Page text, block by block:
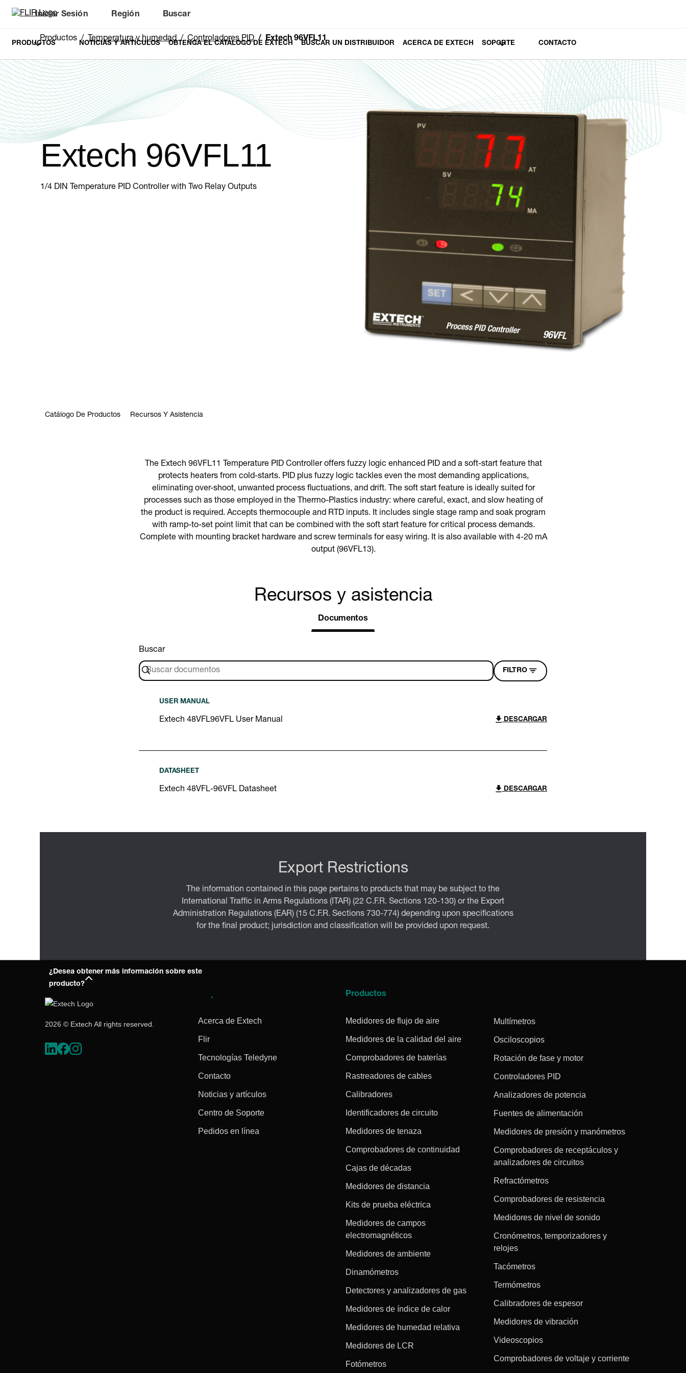
Iniciar Sesión Región Buscar
PRODUCTOS NOTICIAS Y ARTÍCULOS OBTENGA EL CATÁLOGO DE EXTECH BUSCAR UN DISTRIBUIDOR ACERCA DE EXTECH SOPORTE CONTACTO
Productos Temperatura y humedad Controladores PID Extech 96VFL11
Extech 96VFL11
1/4 DIN Temperature PID Controller with Two Relay Outputs
Catálogo De Productos Recursos Y Asistencia
The Extech 96VFL11 Temperature PID Controller offers fuzzy logic enhanced PID and a soft-start feature that
protects heaters from cold-starts. PID plus fuzzy logic tackles even the most demanding applications,
eliminating over-shoot, unwanted process fluctuations, and drift. The soft start feature is ideally suited for
processes such as those employed in the Thermo-Plastics industry: where careful, exact, and slow heating of
the product is required. Accepts thermocouple and RTD inputs. It includes single stage ramp and soak program
with ramp-to-set point limit that can be combined with the soft start feature for critical process demands.
Complete with mounting bracket hardware and screw terminals for easy wiring. It is also available with 4-20 mA
output (96VFL13).
Recursos y asistencia
Documentos
Buscar
FILTRO
USER MANUAL
Extech 48VFL96VFL User Manual DESCARGAR
DATASHEET
Extech 48VFL-96VFL Datasheet DESCARGAR
Export Restrictions
The information contained in this page pertains to products that may be subject to the
International Traffic in Arms Regulations (ITAR) (22 C.F.R. Sections 120-130) or the Export
Administration Regulations (EAR) (15 C.F.R. Sections 730-774) depending upon specifications
for the final product; jurisdiction and classification will be provided upon request.
¿Desea obtener más información sobre este
producto?
2026 © Extech All rights reserved. Acerca de Extech
Flir
Tecnologías Teledyne
Contacto
Noticias y artículos
Centro de Soporte
Pedidos en línea
Productos
Medidores de flujo de aire
Medidores de la calidad del aire
Comprobadores de baterías
Rastreadores de cables
Calibradores
Identificadores de circuito
Medidores de tenaza
Comprobadores de continuidad
Cajas de décadas
Medidores de distancia
Kits de prueba eléctrica
Medidores de campos
electromagnéticos
Medidores de ambiente
Dinamómetros
Detectores y analizadores de gas
Medidores de índice de calor
Medidores de humedad relativa
Medidores de LCR
Fotómetros
Multímetros
Osciloscopios
Rotación de fase y motor
Controladores PID
Analizadores de potencia
Fuentes de alimentación
Medidores de presión y manómetros
Comprobadores de receptáculos y
analizadores de circuitos
Refractómetros
Comprobadores de resistencia
Medidores de nivel de sonido
Cronómetros, temporizadores y
relojes
Tacómetros
Termómetros
Calibradores de espesor
Medidores de vibración
Videoscopios
Comprobadores de voltaje y corriente